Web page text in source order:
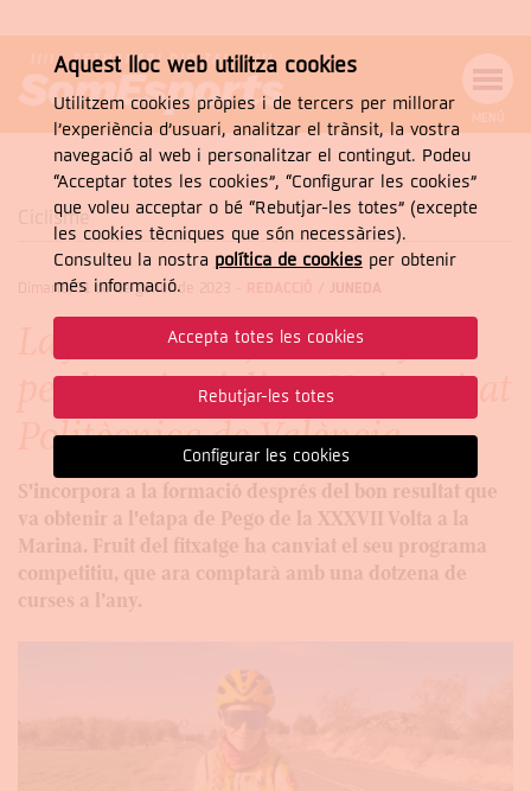
NAVEGACIÓ
MENÚ
Cercar
CERCAR
Ciclisme
Dimarts, 31 de de gener de 2023 JUNEDA
La junedenca Júlia Mir fitxa
per l'equip ciclista Universitat
Politècnica de València
S'incorpora a la formació després del bon resultat que
va obtenir a l'etapa de Pego de la XXXVII Volta a la
Marina. Fruit del fitxatge ha canviat el seu programa
competitiu, que ara comptarà amb una dotzena de
curses a l’any.
Aquest lloc web utilitza cookies
Utilitzem cookies pròpies i de tercers per millorar
l’experiència d’usuari, analitzar el trànsit, la vostra
navegació al web i personalitzar el contingut. Podeu
“Acceptar totes les cookies”, “Configurar les cookies”
que voleu acceptar o bé “Rebutjar-les totes” (excepte
les cookies tècniques que són necessàries).
Consulteu la nostra política de cookiesper obtenir
més informació.
Accepta totes les cookies
Rebutjar-les totes
Configurar les cookies